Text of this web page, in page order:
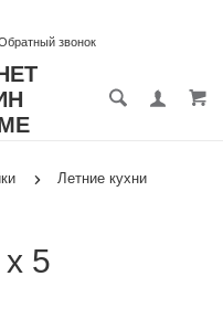
звонок
Летние кухни
5